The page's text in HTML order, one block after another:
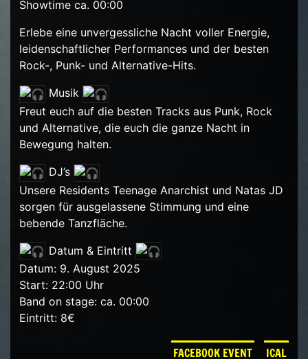
Showtime ca. 00:00
Erlebe eine unvergessliche Nacht voller Energie,
leidenschaftlicher Performances und der besten
Rock-, Punk- und Alternative-Hits.
Musik
Freut euch auf die besten Tracks aus Punk, Rock
und Alternative, die euch die ganze Nacht in
Bewegung halten.
DJ’s
Unsere Residents Teenage Anarchist und Natas JD
sorgen für ausgelassene Stimmung und eine
bebende Tanzfläche.
Datum & Eintritt
Datum: 9. August 2025
Start: 22:00 Uhr
Band on stage: ca. 00:00
Eintritt: 8€
FACEBOOK EVENT ICAL